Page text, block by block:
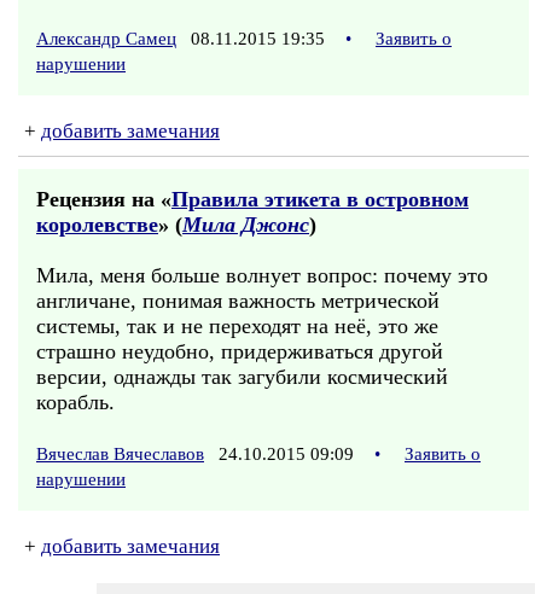
Александр Самец 08.11.2015 19:35 •
Заявить о
нарушении
+ добавить замечания
Рецензия на «Правила этикета в островном
королевстве» (Мила Джонс)
Мила, меня больше волнует вопрос: почему это
англичане, понимая важность метрической
системы, так и не переходят на неё, это же
страшно неудобно, придерживаться другой
версии, однажды так загубили космический
корабль.
Вячеслав Вячеславов 24.10.2015 09:09 •
Заявить о
нарушении
+ добавить замечания